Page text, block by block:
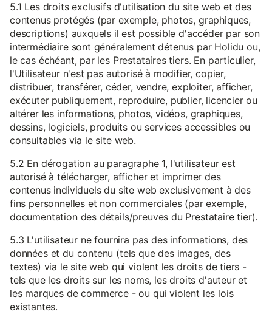
5.1 Les droits exclusifs d'utilisation du site web et des
contenus protégés (par exemple, photos, graphiques,
descriptions) auxquels il est possible d'accéder par son
intermédiaire sont généralement détenus par Holidu ou,
le cas échéant, par les Prestataires tiers. En particulier,
l'Utilisateur n'est pas autorisé à modifier, copier,
distribuer, transférer, céder, vendre, exploiter, afficher,
exécuter publiquement, reproduire, publier, licencier ou
altérer les informations, photos, vidéos, graphiques,
dessins, logiciels, produits ou services accessibles ou
consultables via le site web.
5.2 En dérogation au paragraphe 1, l'utilisateur est
autorisé à télécharger, afficher et imprimer des
contenus individuels du site web exclusivement à des
fins personnelles et non commerciales (par exemple,
documentation des détails/preuves du Prestataire tier).
5.3 L'utilisateur ne fournira pas des informations, des
données et du contenu (tels que des images, des
textes) via le site web qui violent les droits de tiers -
tels que les droits sur les noms, les droits d'auteur et
les marques de commerce - ou qui violent les lois
existantes.